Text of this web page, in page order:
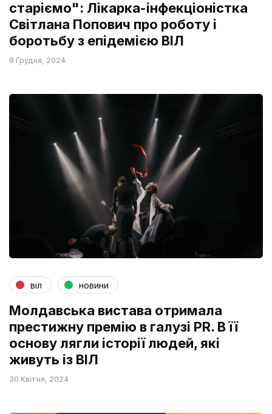
старіємо": Лікарка-інфекціоністка
Світлана Попович про роботу і
боротьбу з епідемією ВІЛ
9 Грудня, 2024
віл новини
Молдавська вистава отримала
престижну премію в галузі PR. В її
основу лягли історії людей, які
живуть із ВІЛ
30 Квітня, 2024